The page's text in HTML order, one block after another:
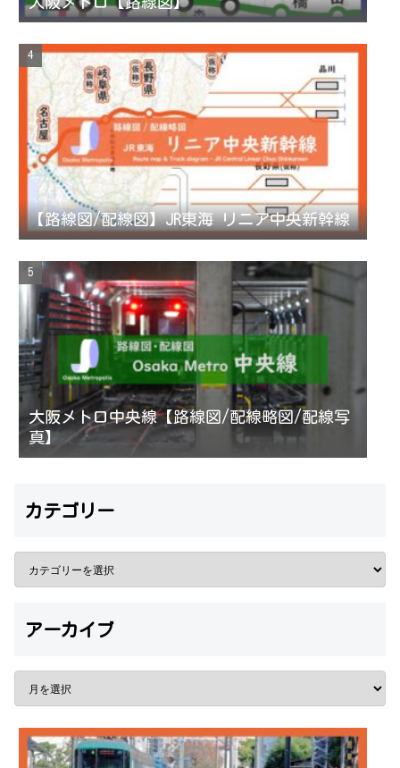
【路線図/配線図】JR東海 リニア中央新幹線
大阪メトロ中央線【路線図/配線略図/配線写
真】
カテゴリー
アーカイブ